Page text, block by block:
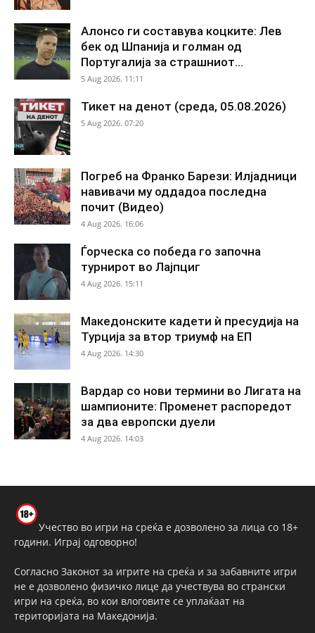
Алонсо ги составува коцките: Лев
бек од Шпанија и голман од
Португалија за страшниот...
5 Aug 2026. 11:11
Тикет на денот (среда, 05.08.2026)
5 Aug 2026. 07:20
Погреб на Франко Барези: Илјадници
навивачи му оддадоа последна
почит (Видео)
4 Aug 2026. 16:06
Ѓорческа со победа го започна
турнирот во Лајпциг
4 Aug 2026. 15:11
Македонските кадети ѝ пресудија на
Турција за втор триумф на ЕП
4 Aug 2026. 14:30
Вардар со нови термини во Лигата на
шампионите: Променет распоредот
за два европски дуели
4 Aug 2026. 14:03
Учество во игри на среќа е дозволено за лица со 18+
години. Играј одговорно!
Согласно Законот за игрите на среќа и за забавните игри
не е дозволено физичко лице да учествува во странски
игри на среќа, во кои влоговите се уплаќаат на
територијата на Македонија.